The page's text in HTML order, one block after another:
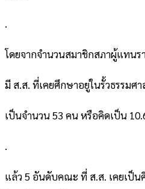
.
โดยจากจำนวนสมาชิกสภาผู้แทน
มี ส.ส. ที่เคยศึกษาอยู่ในรั้วธรรมศ
เป็นจำนวน 53 คน หรือคิดเป็น
.
แล้ว 5 อันดับคณะ ที่ ส.ส. เคยเป็